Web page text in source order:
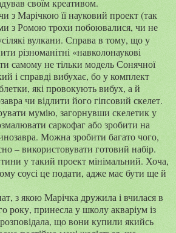
з Марічкою її науковий проект (так
з Ромою трохи побоювалися, чи не
вулкани. Справа в тому, що у
різноманітні «навколонаукові
самому не тільки модель Сонячної
і справді вибухає, бо у комплект
які провокують вибух, а й
чи відлити його гіпсовий скелет.
мумію, загорнувши скелетик у
саркофаг або зробити на
Можна зробити багато чого,
– використовувати готовий набір.
у такий проект мінімальний. Хоча,
соусі це подати, адже має бути ще й
з якою Марічка дружила і вчилася в
року, принесла у школу акваріум із
що вони купили якийсь